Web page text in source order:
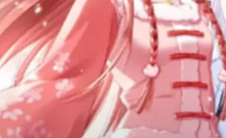
Adventure
Tu Tiên
Ngôn Tình
Slice Of Life
School Life
Manga
Supernatural